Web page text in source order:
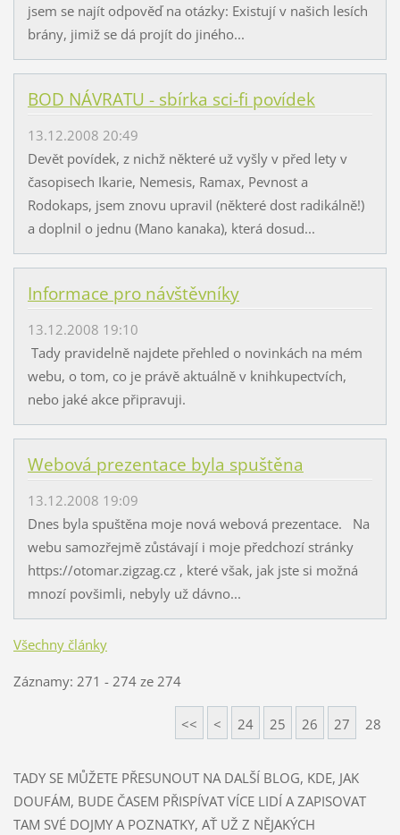
jsem se najít odpověď na otázky: Existují v našich lesích
brány, jimiž se dá projít do jiného...
BOD NÁVRATU - sbírka sci-fi povídek
13.12.2008 20:49
Devět povídek, z nichž některé už vyšly v před lety v
časopisech Ikarie, Nemesis, Ramax, Pevnost a
Rodokaps, jsem znovu upravil (některé dost radikálně!)
a doplnil o jednu (Mano kanaka), která dosud...
Informace pro návštěvníky
13.12.2008 19:10
Tady pravidelně najdete přehled o novinkách na mém
webu, o tom, co je právě aktuálně v knihkupectvích,
nebo jaké akce připravuji.
Webová prezentace byla spuštěna
13.12.2008 19:09
Dnes byla spuštěna moje nová webová prezentace. Na
webu samozřejmě zůstávají i moje předchozí stránky
https://otomar.zigzag.cz , které však, jak jste si možná
mnozí povšimli, nebyly už dávno...
Všechny články
Záznamy: 271 - 274 ze 274
<< < 24 25 26 27 28
TADY SE MŮŽETE PŘESUNOUT NA DALŠÍ BLOG, KDE, JAK
DOUFÁM, BUDE ČASEM PŘISPÍVAT VÍCE LIDÍ A ZAPISOVAT
TAM SVÉ DOJMY A POZNATKY, AŤ UŽ Z NĚJAKÝCH